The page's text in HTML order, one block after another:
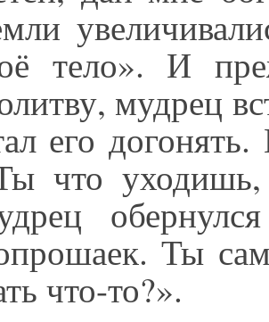
тело». И
мудрец
его
что
Ты
что-то?».